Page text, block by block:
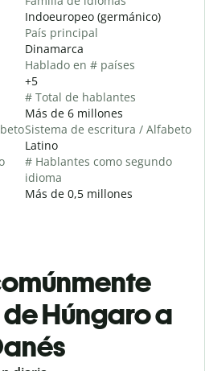
Indoeuropeo (germánico)
País principal
Dinamarca
Hablado en # países
+5
# Total de hablantes
Más de 6 millones
Sistema de escritura / Alfabeto
Latino
# Hablantes como segundo
idioma
Más de 0,5 millones
Húngaro a